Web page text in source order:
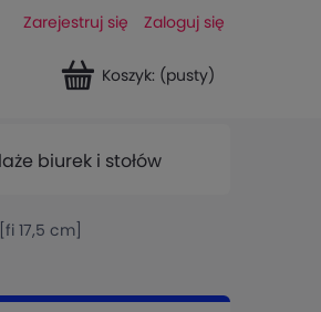
Zarejestruj się Zaloguj się
Koszyk: (pusty)
biurek i stołów
17,5 cm]